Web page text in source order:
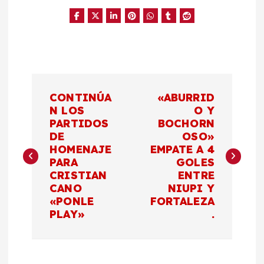
v
e
CONTINÚA
N LOS
PARTIDOS
DE
HOMENAJE
PARA
CRISTIAN
CANO
«PONLE
PLAY»
«ABURRID
O Y
BOCHORN
OSO»
EMPATE A 4
GOLES
ENTRE
NIUPI Y
FORTALEZA
.